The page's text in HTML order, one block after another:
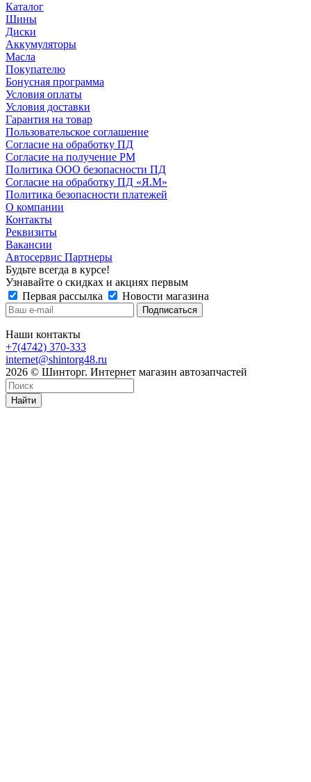
Каталог
Шины
Диски
Аккумуляторы
Масла
Покупателю
Бонусная программа
Условия оплаты
Условия доставки
Гарантия на товар
Пользовательское соглашение
Согласие на обработку ПД
Согласие на получение РМ
Политика ООО безопасности ПД
Согласие на обработку ПД «Я.М»
Политика безопасности платежей
О компании
Контакты
Реквизиты
Вакансии
Автосервис Партнеры
Будьте всегда в курсе!
Узнавайте о скидках и акциях первым
Первая рассылка
Новости магазина
Наши контакты
+7(4742) 370-333
internet@shintorg48.ru
2026 © Шинторг. Интернет магазин автозапчастей
Найти